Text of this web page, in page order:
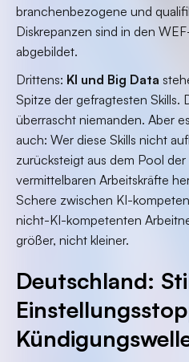
branchenbezogene und
Diskrepanzen sind in den
abgebildet.
Drittens: KI und Big Data
Spitze der gefragtesten Skills.
überrascht niemanden. Aber
auch: Wer diese Skills nicht
zurücksteigt aus dem Pool der
vermittelbaren Arbeitskräfte
Schere zwischen KI-
nicht-KI-kompetenten
größer, nicht kleiner.
Deutschland: